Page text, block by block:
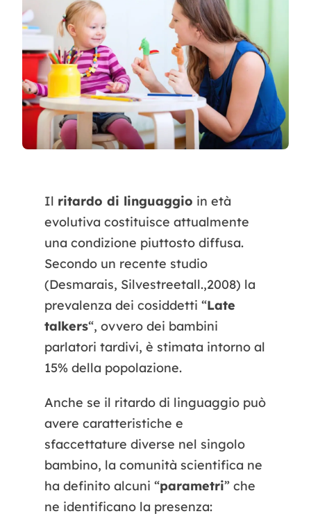
Contatti
Il ritardo di linguaggio in età
evolutiva costituisce attualmente
una condizione piuttosto diffusa.
Secondo un recente studio
(Desmarais, Silvestreetall.,2008) la
prevalenza dei cosiddetti “Late
talkers“, ovvero dei bambini
parlatori tardivi, è stimata intorno al
15% della popolazione.
Anche se il ritardo di linguaggio può
avere caratteristiche e
sfaccettature diverse nel singolo
bambino, la comunità scientifica ne
ha definito alcuni “parametri” che
ne identificano la presenza: